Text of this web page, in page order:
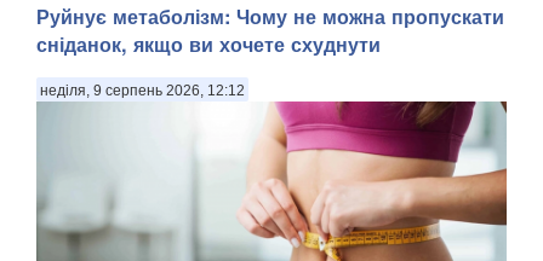
Руйнує метаболізм: Чому не можна пропускати
сніданок, якщо ви хочете схуднути
неділя, 9 серпень 2026, 12:12